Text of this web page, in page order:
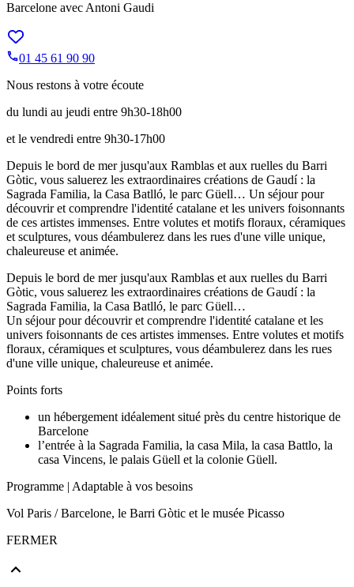
Barcelone avec Antoni Gaudi
01 45 61 90 90
Nous restons à votre écoute
du lundi au jeudi entre 9h30-18h00
et le vendredi entre 9h30-17h00
Depuis le bord de mer jusqu'aux Ramblas et aux ruelles du Barri
Gòtic, vous saluerez les extraordinaires créations de Gaudí : la
Sagrada Familia, la Casa Batlló, le parc Güell… Un séjour pour
découvrir et comprendre l'identité catalane et les univers foisonnants
de ces artistes immenses. Entre volutes et motifs floraux, céramiques
et sculptures, vous déambulerez dans les rues d'une ville unique,
chaleureuse et animée.
Depuis le bord de mer jusqu'aux Ramblas et aux ruelles du Barri
Gòtic, vous saluerez les extraordinaires créations de Gaudí : la
Sagrada Familia, la Casa Batlló, le parc Güell…
Un séjour pour découvrir et comprendre l'identité catalane et les
univers foisonnants de ces artistes immenses. Entre volutes et motifs
floraux, céramiques et sculptures, vous déambulerez dans les rues
d'une ville unique, chaleureuse et animée.
Points forts
un hébergement idéalement situé près du centre historique de
Barcelone
l’entrée à la Sagrada Familia, la casa Mila, la casa Battlo, la
casa Vincens, le palais Güell et la colonie Güell.
Programme | Adaptable à vos besoins
Vol Paris / Barcelone, le Barri Gòtic et le musée Picasso
FERMER